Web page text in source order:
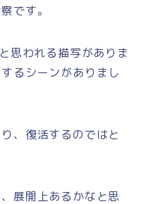
です。
思われる描写がありま
るシーンがありまし
、復活するのではと
展開上あるかなと思